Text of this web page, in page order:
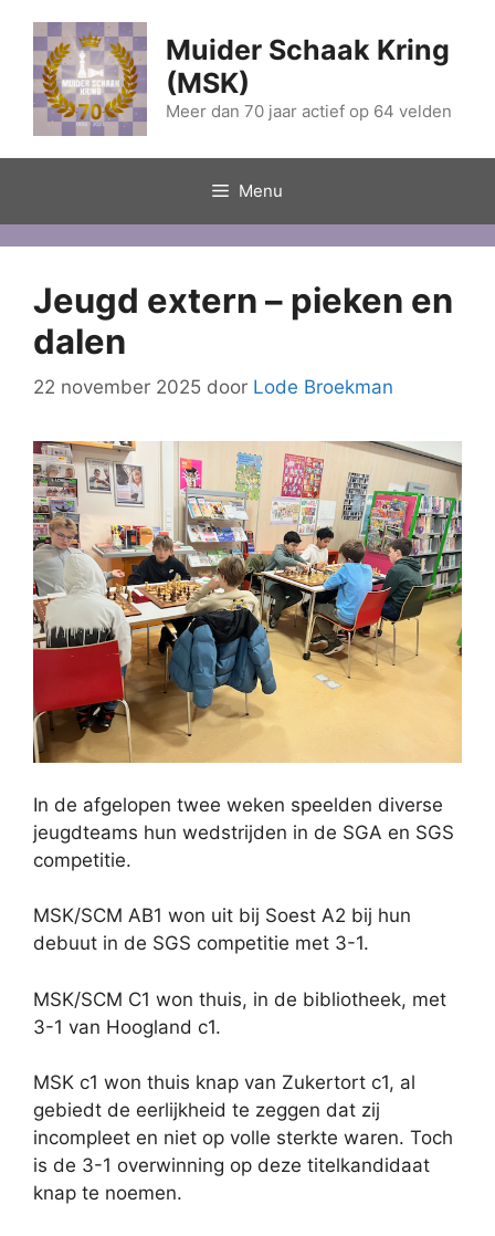
naar
inhoud
Muider Schaak Kring
(MSK)
Meer dan 70 jaar actief op 64 velden
Menu
Jeugd extern – pieken en
dalen
22 november 2025 door Lode Broekman
In de afgelopen twee weken speelden diverse
jeugdteams hun wedstrijden in de SGA en SGS
competitie.
MSK/SCM AB1 won uit bij Soest A2 bij hun
debuut in de SGS competitie met 3-1.
MSK/SCM C1 won thuis, in de bibliotheek, met
3-1 van Hoogland c1.
MSK c1 won thuis knap van Zukertort c1, al
gebiedt de eerlijkheid te zeggen dat zij
incompleet en niet op volle sterkte waren. Toch
is de 3-1 overwinning op deze titelkandidaat
knap te noemen.